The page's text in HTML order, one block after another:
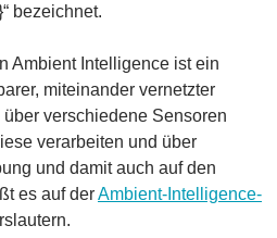
bezeichnet.
Ambient Intelligence ist ein
miteinander vernetzter
verschiedene Sensoren
verarbeiten und über
und damit auch auf den
es auf derAmbient-Intelligence-